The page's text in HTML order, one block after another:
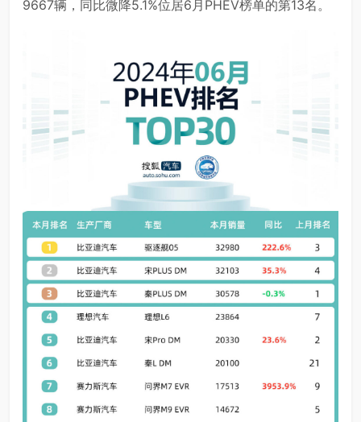
9667辆，同比微降5.1%位居6月PHEV榜单的第13名。